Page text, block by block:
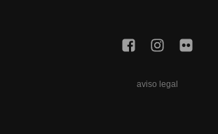
aviso legal